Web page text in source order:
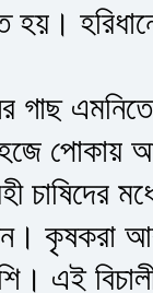
হয়।
গাছ
পোকায়
চাষিদের
কৃষকরা
এই